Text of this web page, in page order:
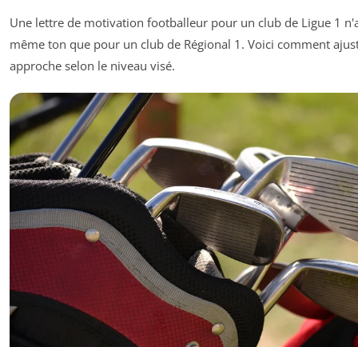
Une lettre de motivation footballeur pour un club de Ligue 1
même ton que pour un club de Régional 1. Voici comment
approche selon le niveau visé.